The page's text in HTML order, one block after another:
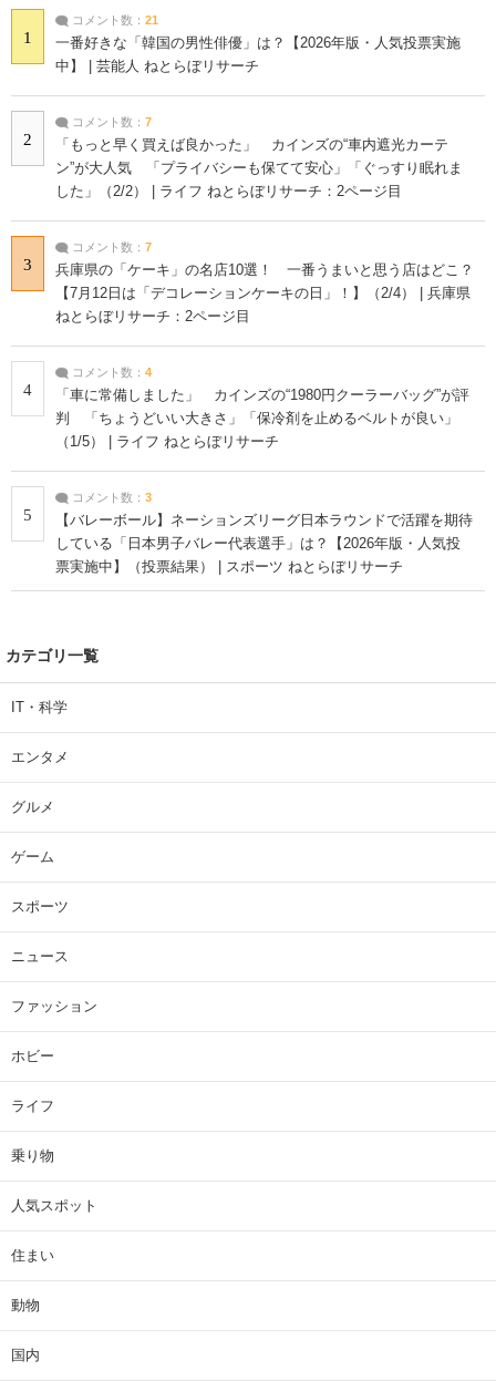
1
コメント数： 21
一番好きな「韓国の男性俳優」は？【2026年版・人気投票実施
中】 | 芸能人 ねとらぼリサーチ
2
コメント数： 7
「もっと早く買えば良かった」 カインズの“車内遮光カーテ
ン”が大人気 「プライバシーも保てて安心」「ぐっすり眠れま
した」（2/2） | ライフ ねとらぼリサーチ：2ページ目
3
コメント数： 7
兵庫県の「ケーキ」の名店10選！ 一番うまいと思う店はどこ？
【7月12日は「デコレーションケーキの日」！】（2/4） | 兵庫県
ねとらぼリサーチ：2ページ目
4
コメント数： 4
「車に常備しました」 カインズの“1980円クーラーバッグ”が評
判 「ちょうどいい大きさ」「保冷剤を止めるベルトが良い」
（1/5） | ライフ ねとらぼリサーチ
5
コメント数： 3
【バレーボール】ネーションズリーグ日本ラウンドで活躍を期待
している「日本男子バレー代表選手」は？【2026年版・人気投
票実施中】（投票結果） | スポーツ ねとらぼリサーチ
カテゴリ一覧
IT・科学
エンタメ
グルメ
ゲーム
スポーツ
ニュース
ファッション
ホビー
ライフ
乗り物
人気スポット
住まい
動物
国内